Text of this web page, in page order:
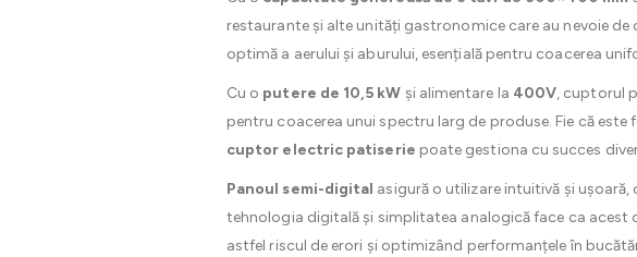
restaurante și alte unități gastronomice care au nevoie
optimă a aerului și aburului, esențială pentru coacerea
Cu o putere de 10,5 kW și alimentare la 400V, cuptorul
pentru coacerea unui spectru larg de produse. Fie că
cuptor electric patiserie poate gestiona cu succes
Panoul semi-digital asigură o utilizare intuitivă și
tehnologia digitală și simplitatea analogică face ca acest
astfel riscul de erori și optimizând performanțele în